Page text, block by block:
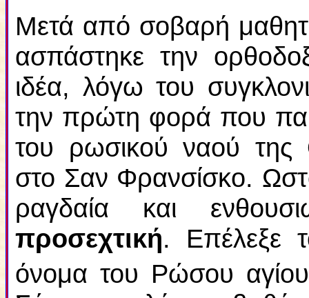
Μετά από σοβαρή
ασπάστηκε την
ιδέα, λόγω του
την πρώτη φορά που
του ρωσικού ναού της
στο Σαν Φρανσίσκο.
ραγδαία και
προσεχτική. Επέλεξε
όνομα του Ρώσου